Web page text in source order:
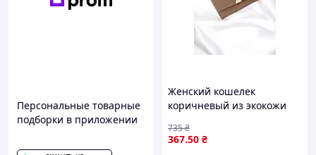
Персональные товарные
подборки в приложении
Женский кошелек
коричневый из экокожи
наличных и документов
ТМ SP
367.50 ₴
735₴